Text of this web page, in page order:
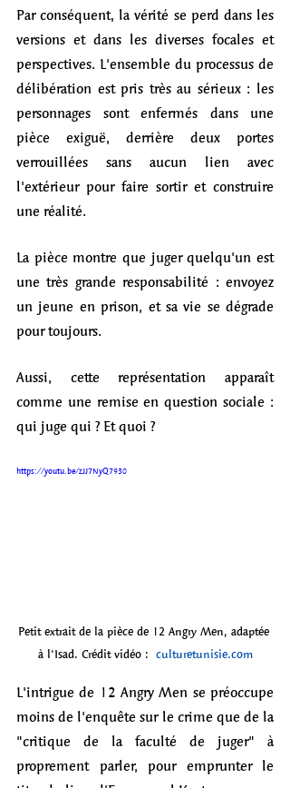
Par conséquent, la vérité se perd dans les
versions et dans les diverses focales et
perspectives. L'ensemble du processus de
délibération est pris très au sérieux : les
personnages sont enfermés dans une
pièce exiguë, derrière deux portes
verrouillées sans aucun lien avec
l'extérieur pour faire sortir et construire
une réalité.
La pièce montre que juger quelqu'un est
une très grande responsabilité : envoyez
un jeune en prison, et sa vie se dégrade
pour toujours.
Aussi, cette représentation apparaît
comme une remise en question sociale :
qui juge qui ? Et quoi ?
https://youtu.be/zJJ7NyQ7930
Petit extrait de la pièce de 12 Angry Men, adaptée
à l'Isad. Crédit vidéo : culturetunisie.com
L'intrigue de 12 Angry Men se préoccupe
moins de l'enquête sur le crime que de la
"critique de la faculté de juger" à
proprement parler, pour emprunter le